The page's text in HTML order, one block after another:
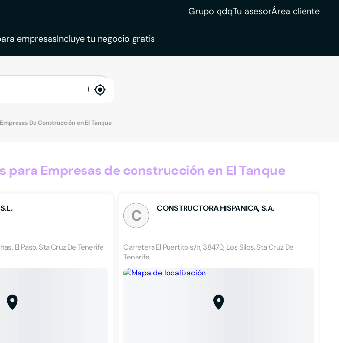
Grupo qdqTu asesorÁrea cliente
empresasIncluye tu negocio gratis
enable
Empresas De Construcción en El Tanque
Empresas de construcción en El Tanque
El Paso, Sta Cruz De Tenerife
C CONSTRUCTORA HISPANICA, S.A.
Carretera El Puertito s/n, 38470, Los Silos, Sta Cruz De
Tenerife